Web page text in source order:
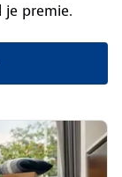
je premie.